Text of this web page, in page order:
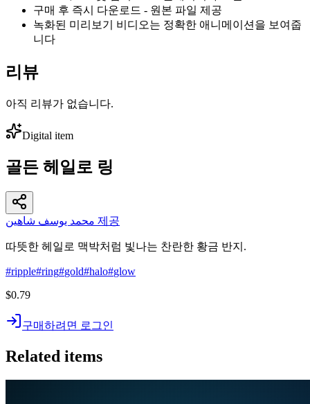
구매 후 즉시 다운로드 - 원본 파일 제공
녹화된 미리보기 비디오는 정확한 애니메이션을 보여줍
니다
리뷰
아직 리뷰가 없습니다.
Digital item
골든 헤일로 링
محمد يوسف شاهين 제공
따뜻한 헤일로 맥박처럼 빛나는 찬란한 황금 반지.
#ripple#ring#gold#halo#glow
$0.79
구매하려면 로그인
Related items